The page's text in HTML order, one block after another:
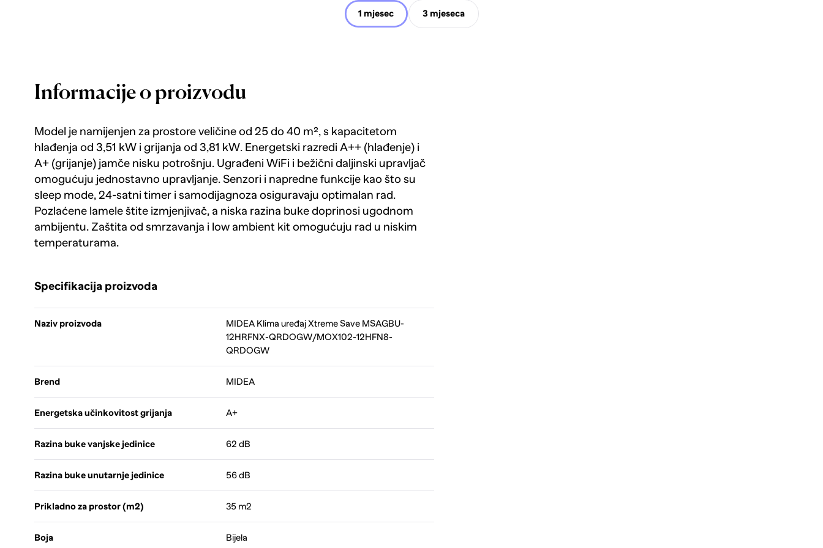
1 mjesec 3 mjeseca
Informacije o proizvodu
Model je namijenjen za prostore veličine od 25 do 40 m², s kapacitetom
hlađenja od 3,51 kW i grijanja od 3,81 kW. Energetski razredi A++ (hlađenje) i
A+ (grijanje) jamče nisku potrošnju. Ugrađeni WiFi i bežični daljinski upravljač
omogućuju jednostavno upravljanje. Senzori i napredne funkcije kao što su
sleep mode, 24-satni timer i samodijagnoza osiguravaju optimalan rad.
Pozlaćene lamele štite izmjenjivač, a niska razina buke doprinosi ugodnom
ambijentu. Zaštita od smrzavanja i low ambient kit omogućuju rad u niskim
temperaturama.
Specifikacija proizvoda
Naziv proizvoda
MIDEA Klima uređaj Xtreme Save MSAGBU-
12HRFNX-QRDOGW/MOX102-12HFN8-
QRDOGW
Brend MIDEA
Energetska učinkovitost grijanja A+
Razina buke vanjske jedinice 62 dB
Razina buke unutarnje jedinice 56 dB
Prikladno za prostor (m2) 35 m2
Boja Bijela